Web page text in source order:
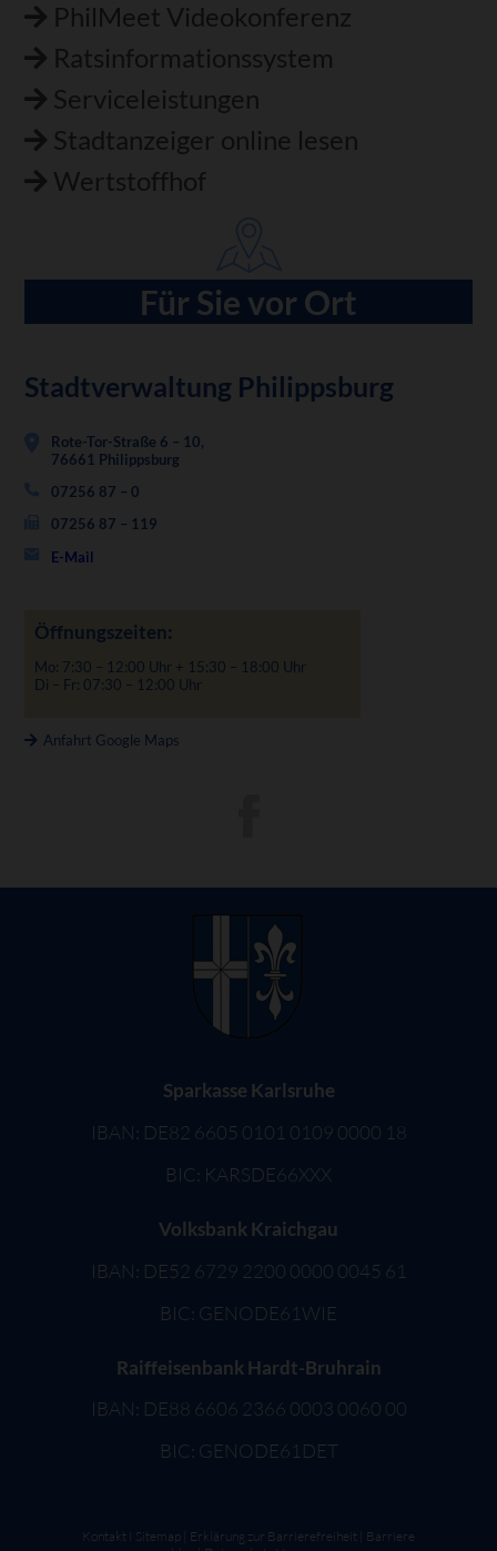
PhilMeet Videokonferenz
Ratsinformationssystem
Serviceleistungen
Stadtanzeiger online lesen
Wertstoffhof
Für Sie vor Ort
Stadtverwaltung Philippsburg
Rote-Tor-Straße 6 – 10,
76661 Philippsburg
07256 87 – 0
07256 87 – 119
E-Mail
Öffnungszeiten:
Mo: 7:30 – 12:00 Uhr + 15:30 – 18:00 Uhr
Di – Fr: 07:30 – 12:00 Uhr
Anfahrt Google Maps
Sparkasse Karlsruhe
IBAN: DE82 6605 0101 0109 0000 18
BIC: KARSDE66XXX
Volksbank Kraichgau
IBAN: DE52 6729 2200 0000 0045 61
BIC: GENODE61WIE
Raiffeisenbank Hardt-Bruhrain
IBAN: DE88 6606 2366 0003 0060 00
BIC: GENODE61DET
Kontakt Sitemap Erklärung zur Barrierefreiheit Barriere